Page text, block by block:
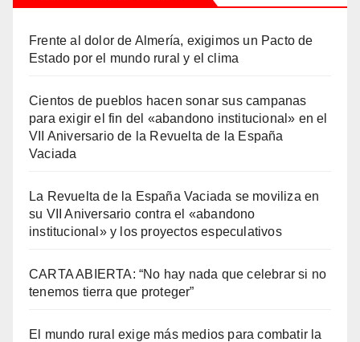
Frente al dolor de Almería, exigimos un Pacto de
Estado por el mundo rural y el clima
Cientos de pueblos hacen sonar sus campanas
para exigir el fin del «abandono institucional» en el
VII Aniversario de la Revuelta de la España
Vaciada
La Revuelta de la España Vaciada se moviliza en
su VII Aniversario contra el «abandono
institucional» y los proyectos especulativos
CARTA ABIERTA: “No hay nada que celebrar si no
tenemos tierra que proteger”
El mundo rural exige más medios para combatir la